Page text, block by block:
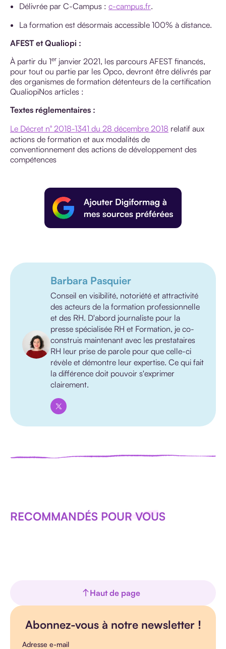
Délivrée par C-Campus : c-campus.fr.
La formation est désormais accessible 100% à distance.
AFEST et Qualiopi :
À partir du 1er janvier 2021, les parcours AFEST financés,
pour tout ou partie par les Opco, devront être délivrés par
des organismes de formation détenteurs de la certification
QualiopiNos articles :
Textes réglementaires :
Le Décret n° 2018-1341 du 28 décembre 2018 relatif aux
actions de formation et aux modalités de
conventionnement des actions de développement des
compétences
Barbara Pasquier
Conseil en visibilité, notoriété et attractivité
des acteurs de la formation professionnelle
et des RH. D'abord journaliste pour la
presse spécialisée RH et Formation, je co-
construis maintenant avec les prestataires
RH leur prise de parole pour que celle-ci
révèle et démontre leur expertise. Ce qui fait
la différence doit pouvoir s'exprimer
clairement.
RECOMMANDÉS POUR VOUS
Haut de page
Abonnez-vous à notre newsletter !
Adresse e-mail